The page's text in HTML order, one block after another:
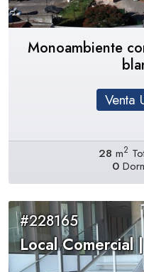
Monoambiente
Venta
28 m2
0
#228165
Local Comercial